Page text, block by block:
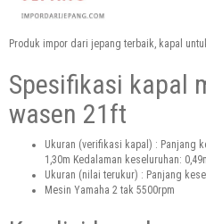
Produk impor dari jepang terbaik, kapal
Spesifikasi kapal
wasen 21ft
Ukuran (verifikasi kapal) : Panjang
1,30m Kedalaman keseluruhan:
Ukuran (nilai terukur) : Panjang
Mesin Yamaha 2 tak 5500rpm